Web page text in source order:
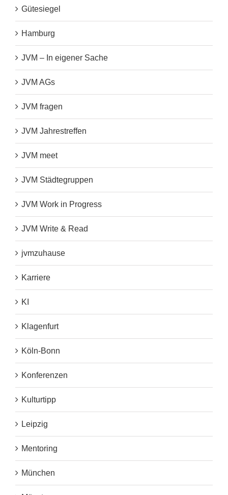
Gütesiegel
Hamburg
JVM – In eigener Sache
JVM AGs
JVM fragen
JVM Jahrestreffen
JVM meet
JVM Städtegruppen
JVM Work in Progress
JVM Write & Read
jvmzuhause
Karriere
KI
Klagenfurt
Köln-Bonn
Konferenzen
Kulturtipp
Leipzig
Mentoring
München